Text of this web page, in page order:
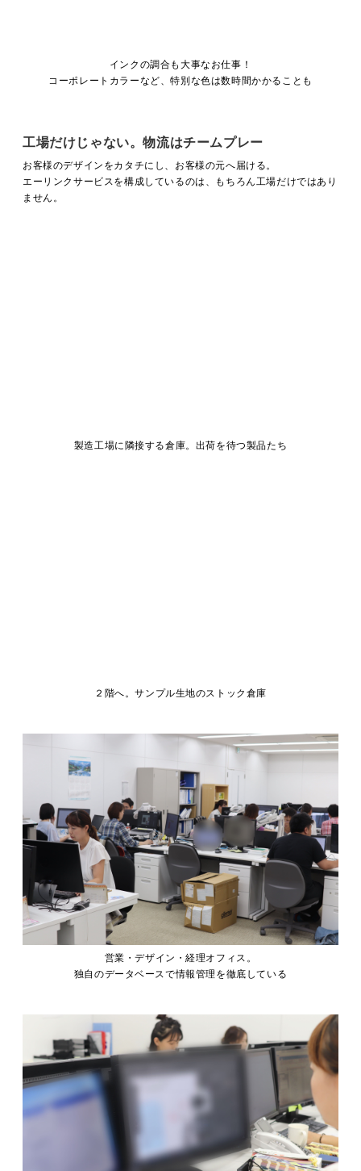
インクの調合も大事なお仕事！
コーポレートカラーなど、特別な色は数時間かかることも
工場だけじゃない。物流はチームプレー
お客様のデザインをカタチにし、お客様の元へ届ける。
エーリンクサービスを構成しているのは、もちろん工場だけではあり
ません。
製造工場に隣接する倉庫。出荷を待つ製品たち
２階へ。サンプル生地のストック倉庫
営業・デザイン・経理オフィス。
独自のデータベースで情報管理を徹底している